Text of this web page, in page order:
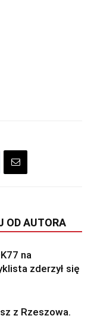
OD AUTORA
na
zderzył się
z Rzeszowa.